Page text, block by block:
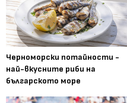
Черноморски потайности -
най-вкусните риби на
българското море